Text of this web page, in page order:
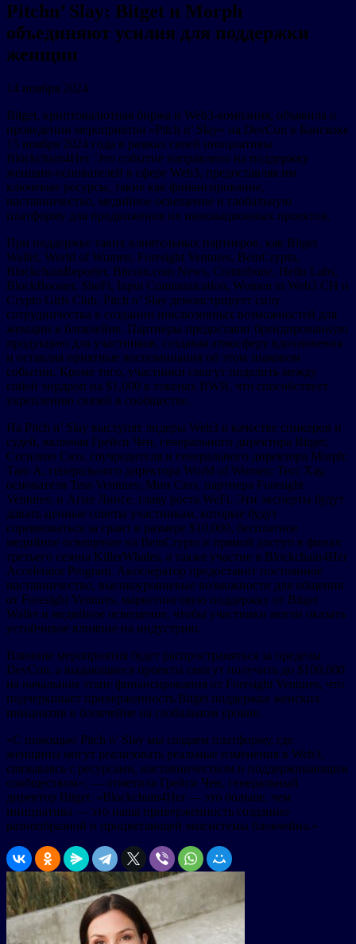
Pitchn’ Slay: Bitget и Morph
объединяют усилия для поддержки
женщин
14 ноября 2024
Bitget, криптовалютная биржа и Web3-компания, объявила о
проведении мероприятия «Pitch n’ Slay» на DevCon в Бангкоке
15 ноября 2024 года в рамках своей инициативы
Blockchain4Her. Это событие направлено на поддержку
женщин-основателей в сфере Web3, предоставляя им
ключевые ресурсы, такие как финансирование,
наставничество, медийное освещение и глобальную
платформу для продвижения их инновационных проектов.
При поддержке таких влиятельных партнеров, как Bitget
Wallet, World of Women, Foresight Ventures, BeinCrypto,
BlockchainReporter, Bitcoin.com News, Cointribune, Hello Labs,
BlockBooster, SheFi, Input Communication, Women in Web3 CH и
Crypto Girls Club, Pitch n’ Slay демонстрирует силу
сотрудничества в создании инклюзивных возможностей для
женщин в блокчейне. Партнеры предоставят брендированную
продукцию для участников, создавая атмосферу вдохновения
и оставляя приятные воспоминания об этом знаковом
событии. Кроме того, участники смогут поделить между
собой эирдроп на $1,000 в токенах BWB, что способствует
укреплению связей в сообществе.
На Pitch n’ Slay выступят лидеры Web3 в качестве спикеров и
судей, включая Грейси Чен, генерального директора Bitget;
Сесилию Сюэ, соучредителя и генерального директора Morph;
Таю А, генерального директора World of Women; Тесс Хау,
основателя Tess Ventures; Мин Сюэ, партнера Foresight
Ventures; и Агне Линге, главу роста WeFi. Эти эксперты будут
давать ценные советы участникам, которые будут
соревноваться за грант в размере $10,000, бесплатное
медийное освещение на BeinCrypto и прямой доступ в финал
третьего сезона KillerWhales, а также участие в Blockchain4Her
Accelerator Program. Акселератор предоставит постоянное
наставничество, высокоуровневые возможности для общения
от Foresight Ventures, маркетинговую поддержку от Bitget
Wallet и медийное освещение, чтобы участники могли оказать
устойчивое влияние на индустрию.
Влияние мероприятия будет распространяться за пределы
DevCon, а выдающиеся проекты смогут получить до $100,000
на начальном этапе финансирования от Foresight Ventures, что
подчеркивает приверженность Bitget поддержке женских
инициатив в блокчейне на глобальном уровне.
«С помощью Pitch n’ Slay мы создаем платформу, где
женщины могут реализовать реальные изменения в Web3,
связываясь с ресурсами, наставничеством и поддерживающим
сообществом», — отметила Грейси Чен, генеральный
директор Bitget. «Blockchain4Her — это больше, чем
инициатива — это наша приверженность созданию
разнообразной и процветающей экосистемы блокчейна.»